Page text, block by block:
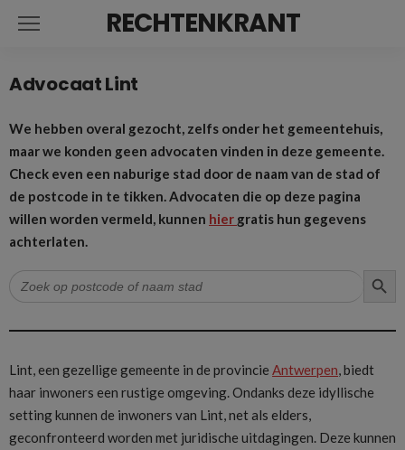
RECHTENKRANT
Advocaat Lint
We hebben overal gezocht, zelfs onder het gemeentehuis,
maar we konden geen advocaten vinden in deze gemeente.
Check even een naburige stad door de naam van de stad of
de postcode in te tikken. Advocaten die op deze pagina
willen worden vermeld, kunnen hier gratis hun gegevens
achterlaten.
Zoek
naar:
Lint, een gezellige gemeente in de provincie Antwerpen, biedt
haar inwoners een rustige omgeving. Ondanks deze idyllische
setting kunnen de inwoners van Lint, net als elders,
geconfronteerd worden met juridische uitdagingen. Deze kunnen